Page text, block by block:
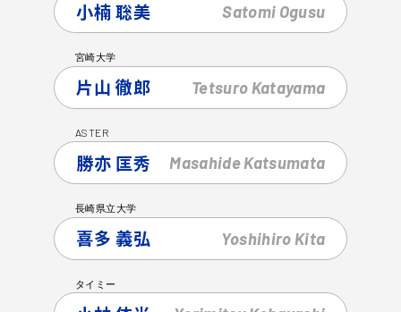
小楠 聡美 Satomi Ogusu
宮崎大学
片山 徹郎 Tetsuro Katayama
ASTER
勝亦 匡秀 MasahideKatsumata
長崎県立大学
喜多 義弘 Yoshihiro Kita
タイミー